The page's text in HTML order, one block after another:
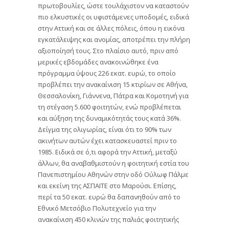
πρωτοβουλίες, ώστε τουλάχιστον να καταστούν
πιο ελκυστικές οι υφιστάμενες υποδομές, ειδικά
στην Αττική και σε άλλες πόλεις, όπου η εικόνα
εγκατάλειψης και ανομίας, αποτρέπει την πλήρη
αξιοποίησή τους. Στο πλαίσιο αυτό, πριν από
μερικές εβδομάδες ανακοινώθηκε ένα
πρόγραμμα ύψους 226 εκατ. ευρώ, το οποίο
προβλέπει την ανακαίνιση 15 κτιρίων σε Αθήνα,
Θεσσαλονίκη, Γιάννενα, Πάτρα και Κομοτηνή για
τη στέγαση 5.600 φοιτητών, ενώ προβλέπεται
και αύξηση της δυναμικότητάς τους κατά 36%.
Δείγμα της ολιγωρίας, είναι ότι το 90% των
ακινήτων αυτών έχει κατασκευαστεί πριν το
1985. Ειδικά σε ό,τι αφορά την Αττική, μεταξύ
άλλων, θα αναβαθμιστούν η φοιτητική εστία του
Πανεπιστημίου Αθηνών στην οδό Ούλωφ Πάλμε
και εκείνη της ΑΣΠΑΙΤΕ στο Μαρούσι. Επίσης,
περί τα 50 εκατ. ευρώ θα δαπανηθούν από το
Εθνικό Μετσόβιο Πολυτεχνείο για την
ανακαίνιση 450 κλινών της παλιάς φοιτητικής